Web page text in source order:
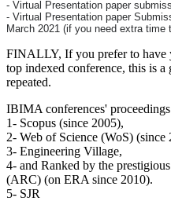
- Virtual Presentation paper
- Virtual Presentation paper
March 2021 (if you need extra time
FINALLY, If you prefer to have
top indexed conference, this is
repeated.
IBIMA conferences'
1- Scopus (since 2005),
2- Web of Science (WoS) (since
3- Engineering Village,
4- and Ranked by the
(ARC) (on ERA since 2010).
5- SJR